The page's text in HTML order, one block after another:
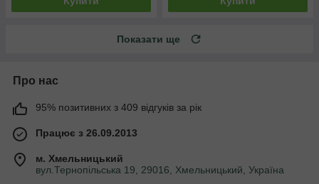
Показати ще
Про нас
95% позитивних з 409 відгуків за рік
Працює з 26.09.2013
м. Хмельницький
вул.Тернопільська 19, 29016, Хмельницький, Україна